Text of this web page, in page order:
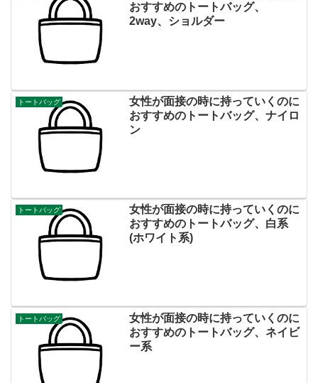
おすすめのトートバッグ、
2way、ショルダー
トートバッグ
女性が面接の時に持っていくのに
おすすめのトートバッグ、ナイロ
ン
トートバッグ
女性が面接の時に持っていくのに
おすすめのトートバッグ、白系
(ホワイト系)
トートバッグ
女性が面接の時に持っていくのに
おすすめのトートバッグ、ネイビ
ー系